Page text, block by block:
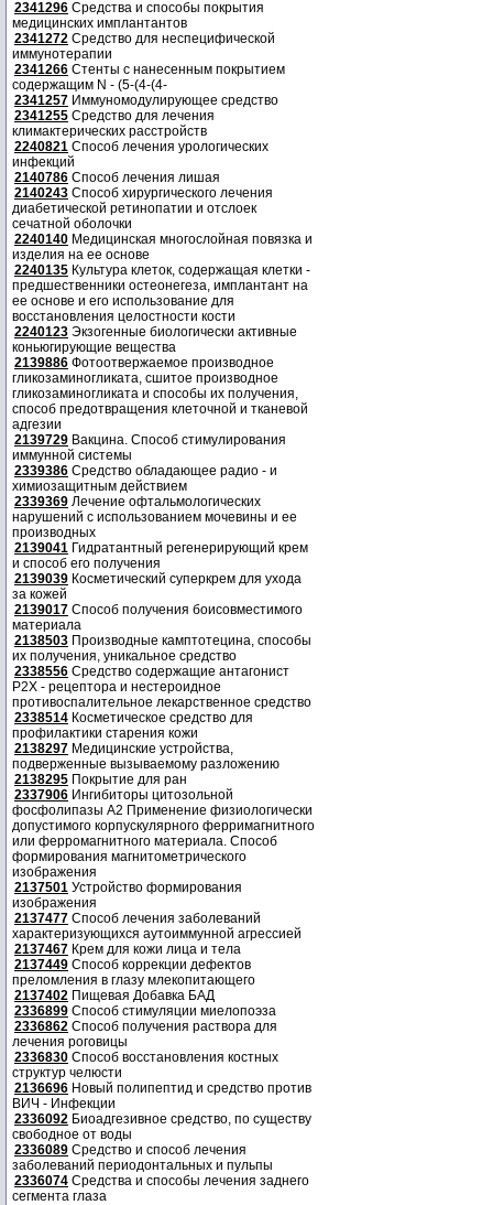
2341296 Средства и способы покрытия
медицинских имплантантов
2341272 Средство для неспецифической
иммунотерапии
2341266 Стенты с нанесенным покрытием
содержащим N - (5-(4-(4-
2341257 Иммуномодулирующее средство
2341255 Средство для лечения
климактерических расстройств
2240821 Способ лечения урологических
инфекций
2140786 Способ лечения лишая
2140243 Способ хирургического лечения
диабетической ретинопатии и отслоек
сечатной оболочки
2240140 Медицинская многослойная повязка и
изделия на ее основе
2240135 Культура клеток, содержащая клетки -
предшественники остеонегеза, имплантант на
ее основе и его использование для
восстановления целостности кости
2240123 Экзогенные биологически активные
коньюгирующие вещества
2139886 Фотоотвержаемое производное
гликозаминогликата, сшитое производное
гликозаминогликата и способы их получения,
способ предотвращения клеточной и тканевой
адгезии
2139729 Вакцина. Способ стимулирования
иммунной системы
2339386 Средство обладающее радио - и
химиозащитным действием
2339369 Лечение офтальмологических
нарушений с использованием мочевины и ее
производных
2139041 Гидратантный регенерирующий крем
и способ его получения
2139039 Косметический суперкрем для ухода
за кожей
2139017 Способ получения боисовместимого
материала
2138503 Производные камптотецина, способы
их получения, уникальное средство
2338556 Средство содержащие антагонист
Р2Х - рецептора и нестероидное
противоспалительное лекарственное средство
2338514 Косметическое средство для
профилактики старения кожи
2138297 Медицинские устройства,
подверженные вызываемому разложению
2138295 Покрытие для ран
2337906 Ингибиторы цитозольной
фосфолипазы А2 Применение физиологически
допустимого корпускулярного ферримагнитного
или ферромагнитного материала. Способ
формирования магнитометрического
изображения
2137501 Устройство формирования
изображения
2137477 Способ лечения заболеваний
характеризующихся аутоиммунной агрессией
2137467 Крем для кожи лица и тела
2137449 Способ коррекции дефектов
преломления в глазу млекопитающего
2137402 Пищевая Добавка БАД
2336899 Способ стимуляции миелопоэза
2336862 Способ получения раствора для
лечения роговицы
2336830 Способ восстановления костных
структур челюсти
2136696 Новый полипептид и средство против
ВИЧ - Инфекции
2336092 Биоадгезивное средство, по существу
свободное от воды
2336089 Средство и способ лечения
заболеваний периодонтальных и пульпы
2336074 Средства и способы лечения заднего
сегмента глаза